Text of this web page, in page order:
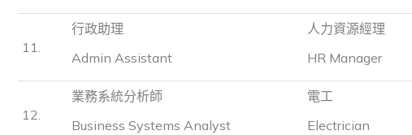
11.
行政助理
Admin Assistant
人力資源經理
HR Manager
12.
業務系統分析師
Business Systems Analyst
電工
Electrician